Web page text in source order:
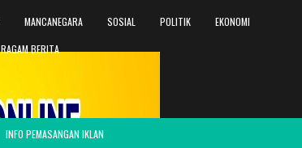
MANCANEGARA SOSIAL POLITIK
EKONOMI
RAGAM BERITA
INFO PEMASANGAN IKLAN